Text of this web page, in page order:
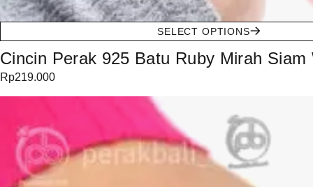
SELECT OPTIONS
Cincin Perak 925 Batu Ruby Mirah Siam
Rp219.000